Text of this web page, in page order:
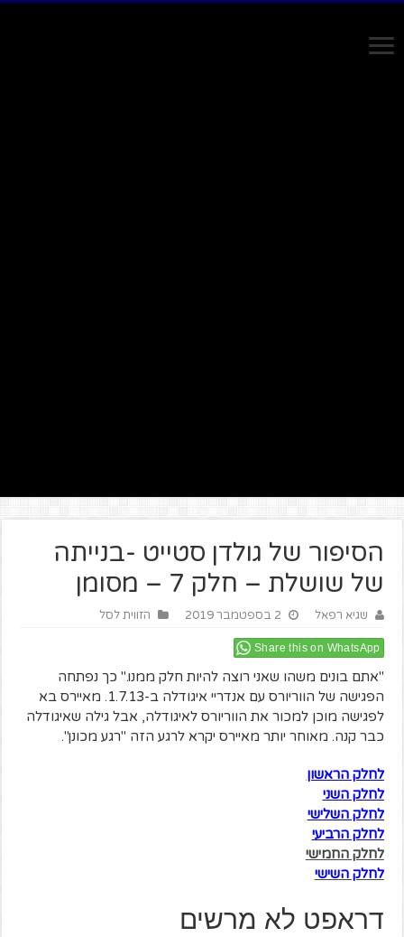
הסיפור של גולדן סטייט -בנייתה
של שושלת – חלק 7 – מסומן
שגיא רפאל 2 בספטמבר 2019 הזווית לסל
Share this on WhatsApp
"אתם בונים משהו שאני רוצה להיות חלק ממנו." כך נפתחה
הפגישה של הווריורס עם אנדריי איגודלה ב-1.7.13. מאיירס בא
לפגישה מוכן למכור את הווריורס לאיגודלה, אבל גילה שאיגודלה
כבר קנה. מאוחר יותר מאיירס יקרא לרגע הזה "רגע מכונן".
לחלק הראשון
לחלק השני
לחלק השלישי
לחלק הרביעי
לחלק החמישי
לחלק השישי
דראפט לא מרשים